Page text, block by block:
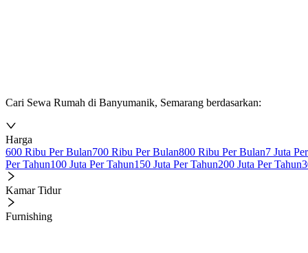
Cari Sewa Rumah di Banyumanik, Semarang berdasarkan:
Harga
600 Ribu Per Bulan700 Ribu Per Bulan800 Ribu Per Bulan7 Juta
Per Tahun100 Juta Per Tahun150 Juta Per Tahun200 Juta Per Tahun
Kamar Tidur
Furnishing